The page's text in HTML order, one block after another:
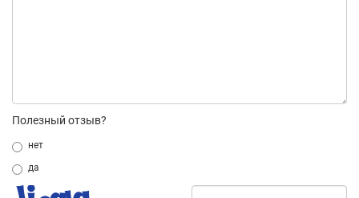
Полезный отзыв?
нет
да